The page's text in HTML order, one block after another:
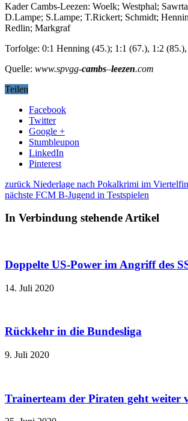
Kader Cambs-Leezen: Woelk; Westphal;
D.Lampe; S.Lampe; T.Rickert; Schmidt;
Redlin; Markgraf
Torfolge: 0:1 Henning (45.); 1:1 (67.), 1:2
Quelle: www.spvgg-cambs–leezen.com
Teilen
Facebook
Twitter
Google +
Stumbleupon
LinkedIn
Pinterest
zurück Niederlage nach Pokalkrimi im
nächste FCM B-Jugend in Testspielen
In Verbindung stehende Artikel
Doppelte US-Power im Angriff des
14. Juli 2020
Rückkehr in die Bundesliga
9. Juli 2020
Trainerteam der Piraten geht weiter